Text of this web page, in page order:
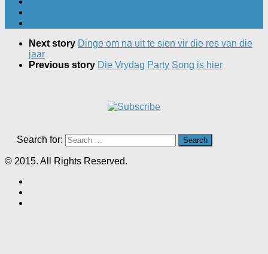
Next story Dinge om na uit te sien vir die res van die
jaar
Previous story Die Vrydag Party Song is hier
Search for:
© 2015. All Rights Reserved.